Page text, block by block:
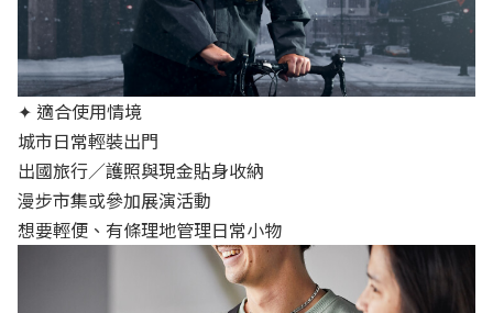
✦ 適合使用情境
城市日常輕裝出門
出國旅行／護照與現金貼身收納
漫步市集或參加展演活動
想要輕便、有條理地管理日常小物